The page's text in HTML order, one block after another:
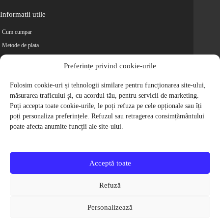
Preferințe privind cookie-urile
Folosim cookie-uri și tehnologii similare pentru funcționarea site-ului,
măsurarea traficului și, cu acordul tău, pentru servicii de marketing.
Poți accepta toate cookie-urile, le poți refuza pe cele opționale sau îți
poți personaliza preferințele. Refuzul sau retragerea consimțământului
poate afecta anumite funcții ale site-ului.
Acceptă toate
Refuză
Personalizează
Informatii utile
Cum cumpar
Metode de plata
Retur
Cariere
Politica de Confidentialitate
Politica de cookie-uri